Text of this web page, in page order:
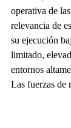
operativa de
relevancia de
su ejecución
limitado,
entornos
Las fuerzas de